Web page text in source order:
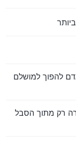
להפוך למושלם
רק מתוך הסבל